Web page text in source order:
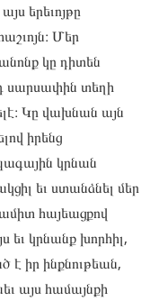
երեւոյթը
Մեր
կը դիտեն
սարսափին տեղի
Կը վախնան այն
իրենց
կրնան
եւ ստանձնել մեր
հայեացքով
կրնանք խորհիլ,
է իր ինքնութեան,
այս համայնքի